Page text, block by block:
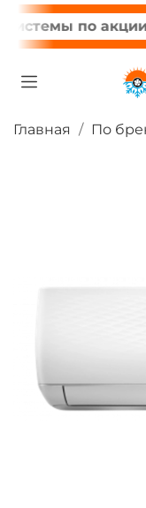
по акции!
Главная По